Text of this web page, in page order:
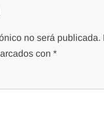
no será publicada.
con*